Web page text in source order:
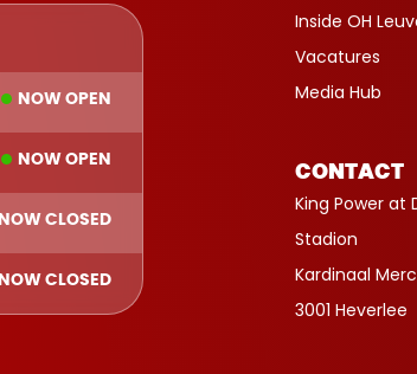
NOW OPEN
NOW OPEN
NOW CLOSED
NOW CLOSED
Inside OH
Vacatures
Media Hub
CONTACT
King Power at
Stadion
Kardinaal
3001 Heverlee